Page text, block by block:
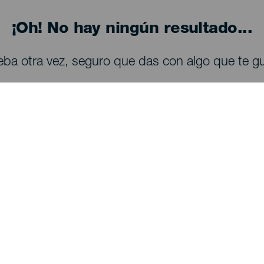
¡Oh! No hay ningún resultado...
otra vez, seguro que das con algo que te